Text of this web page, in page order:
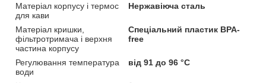
Матеріал корпусу і термос
для кави
Нержавіюча сталь
Матеріал кришки,
фільтротримача і верхня
частина корпусу
Спеціальний пластик BPA-
free
Регулювання температура
води
від 91 до 96 °С